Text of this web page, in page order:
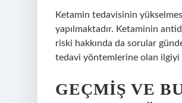
Ketamin tedavisinin
yapılmaktadır. Ketaminin
riski hakkında da sorular
tedavi yöntemlerine olan ilgiyi
GEÇMIŞ VE